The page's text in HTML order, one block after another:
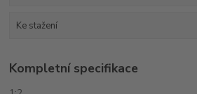
Ke stažení
Kompletní specifikace